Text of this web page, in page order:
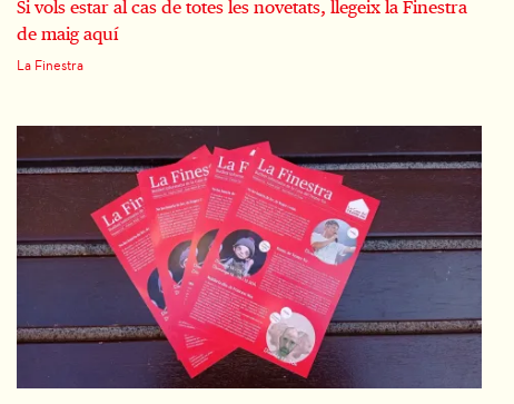
Si vols estar al cas de totes les novetats, llegeix la Finestra
de maig aquí
La Finestra